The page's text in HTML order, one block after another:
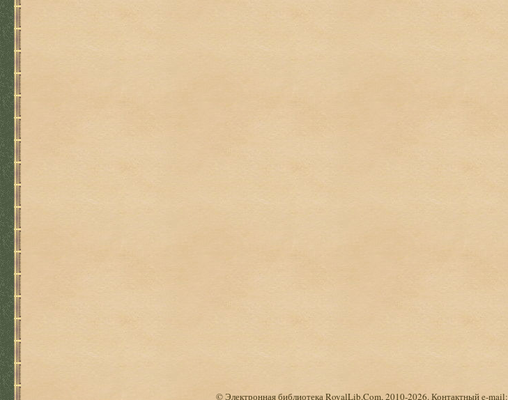
© Электронная библиотека RoyalLib.Com, 2010-2026. Контактный e-mail: